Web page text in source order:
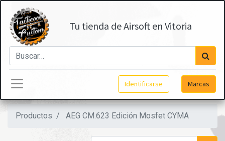
Tu tienda de Airsoft en Vitoria
Identificarse Marcas
Productos AEG CM.623 Edición Mosfet CYMA